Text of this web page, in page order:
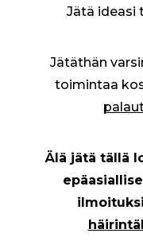
Jätä ideasi
Jätäthän
toimintaa
Älä jätä tällä